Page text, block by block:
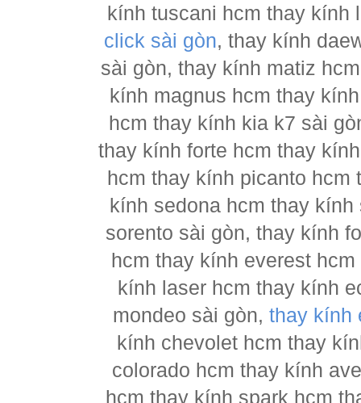
kính tuscani hcm thay
click sài gòn, thay kính
sài gòn, thay kính matiz
kính magnus hcm thay
hcm thay kính kia k7 sài
thay kính forte hcm thay
hcm thay kính picanto
kính sedona hcm thay
sorento sài gòn, thay kính
hcm thay kính everest
kính laser hcm thay kính
mondeo sài gòn, thay kính
kính chevolet hcm thay
colorado hcm thay kính
hcm thay kính spark hcm